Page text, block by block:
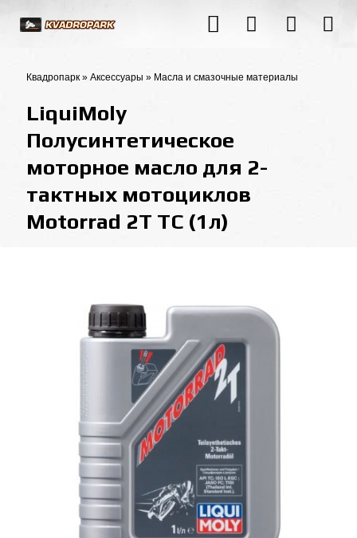
Квадропарк » Аксессуары » Масла и смазочные материалы
LiquiMoly
Полусинтетическое
моторное масло для 2-
тактных мотоциклов
Motorrad 2T TC (1л)